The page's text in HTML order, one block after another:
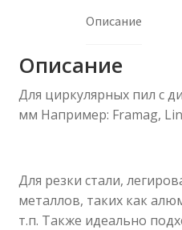
Описание
Описание
Для циркулярных пил с
мм Например: Framag,
Для резки стали,
металлов, таких как
т.п. Также идеально